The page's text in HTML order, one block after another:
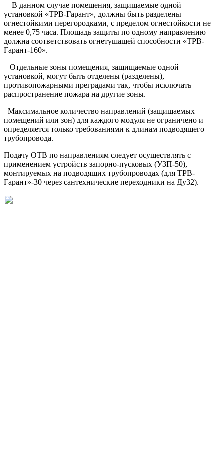
В данном случае помещения, защищаемые одной
установкой «ТРВ-Гарант», должны быть разделены
огнестойкими перегородками, с пределом огнестойкости не
менее 0,75 часа. Площадь защиты по одному направлению
должна соответствовать огнетушащей способности «ТРВ-
Гарант-160».
Отдельные зоны помещения, защищаемые одной
установкой, могут быть отделены (разделены),
противопожарными преградами так, чтобы исключать
распространение пожара на другие зоны.
Максимальное количество направлений (защищаемых
помещений или зон) для каждого модуля не ограничено и
определяется только требованиями к длинам подводящего
трубопровода.
Подачу ОТВ по направлениям следует осуществлять с
применением устройств запорно-пусковых (УЗП-50),
монтируемых на подводящих трубопроводах (для ТРВ-
Гарант»-30 через сантехнические переходники на Ду32).